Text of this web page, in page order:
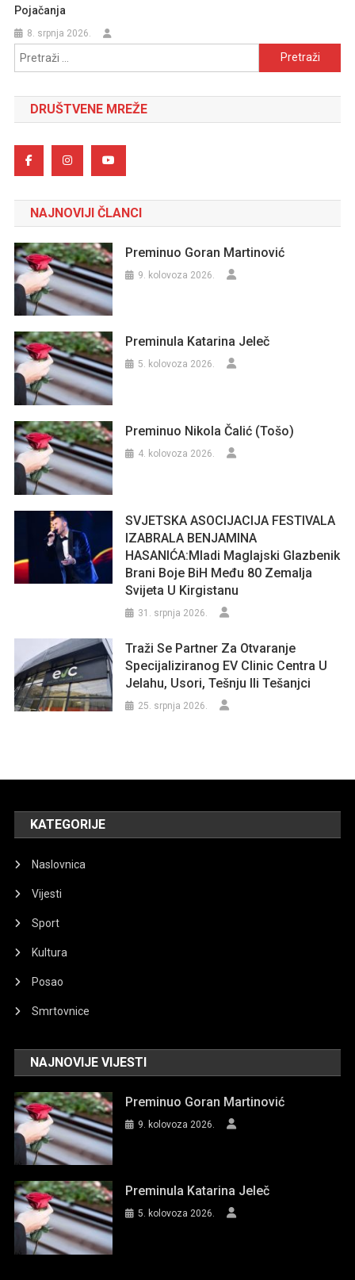
Pojačanja
8. srpnja 2026.
Pretraži:
DRUŠTVENE MREŽE
NAJNOVIJI ČLANCI
Preminuo Goran Martinović
9. kolovoza 2026.
Preminula Katarina Jeleč
5. kolovoza 2026.
Preminuo Nikola Čalić (Tošo)
4. kolovoza 2026.
SVJETSKA ASOCIJACIJA FESTIVALA
IZABRALA BENJAMINA
HASANIĆA:Mladi Maglajski Glazbenik
Brani Boje BiH Među 80 Zemalja
Svijeta U Kirgistanu
31. srpnja 2026.
Traži Se Partner Za Otvaranje
Specijaliziranog EV Clinic Centra U
Jelahu, Usori, Tešnju Ili Tešanjci
25. srpnja 2026.
KATEGORIJE
Naslovnica
Vijesti
Sport
Kultura
Posao
Smrtovnice
NAJNOVIJE VIJESTI
Preminuo Goran Martinović
9. kolovoza 2026.
Preminula Katarina Jeleč
5. kolovoza 2026.